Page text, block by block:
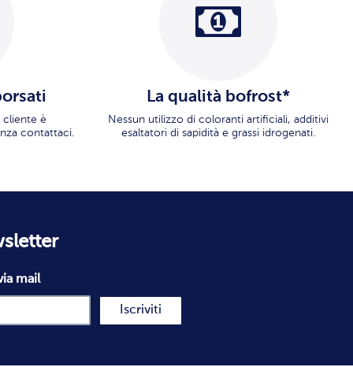
cliente è
contattaci.
La qualità bofrost*
Nessun utilizzo di coloranti artificiali, additivi
esaltatori di sapidità e grassi idrogenati.
mail
Iscriviti